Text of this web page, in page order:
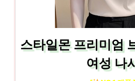
스타일몬 프리미엄
여성 나